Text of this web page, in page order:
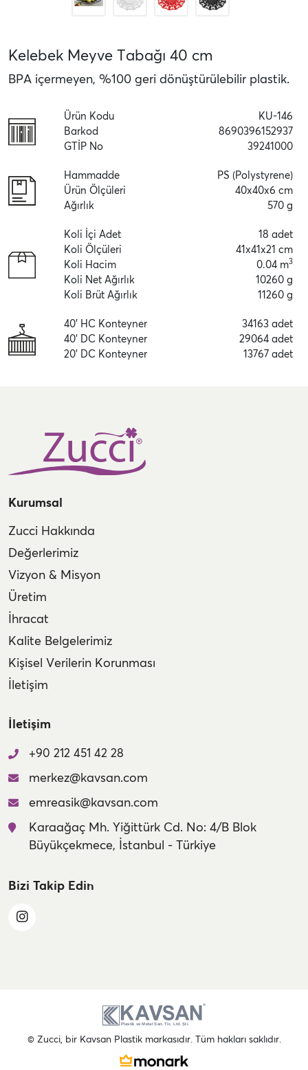
Kelebek Meyve Tabağı 40 cm
BPA içermeyen, %100 geri dönüştürülebilir plastik.
Ürün Kodu
Barkod
GTİP No
KU-146
8690396152937
39241000
Hammadde
Ürün Ölçüleri
Ağırlık
PS (Polystyrene)
40x40x6 cm
570 g
Koli İçi Adet
Koli Ölçüleri
Koli Hacim
Koli Net Ağırlık
Koli Brüt Ağırlık
18 adet
41x41x21 cm
0.04 m3
10260 g
11260 g
40' HC Konteyner
40' DC Konteyner
20' DC Konteyner
34163 adet
29064 adet
13767 adet
Kurumsal
Zucci Hakkında
Değerlerimiz
Vizyon & Misyon
Üretim
İhracat
Kalite Belgelerimiz
Kişisel Verilerin Korunması
İletişim
İletişim
+90 212 451 42 28
merkez@kavsan.com
emreasik@kavsan.com
Karaağaç Mh. Yiğittürk Cd. No: 4/B Blok
Büyükçekmece, İstanbul - Türkiye
Bizi Takip Edin
© Zucci, bir Kavsan Plastik markasıdır. Tüm hakları saklıdır.